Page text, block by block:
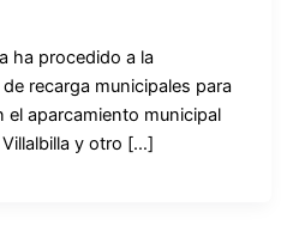
ha procedido a la
recarga municipales para
el aparcamiento municipal
y otro […]